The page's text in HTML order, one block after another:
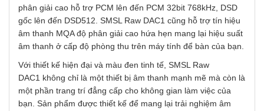
phân giải cao hỗ trợ PCM lên đến PCM 32bit 768kHz, DSD
gốc lên đến DSD512. SMSL Raw DAC1 cũng hỗ trợ tín hiệu
âm thanh MQA độ phân giải cao hứa hẹn mang lại hiệu suất
âm thanh ở cấp độ phòng thu trên máy tính để bàn của bạn.
Với thiết kế hiện đại và màu đen tinh tế, SMSL Raw
DAC1 không chỉ là một thiết bị âm thanh mạnh mẽ mà còn là
một phần trang trí đẳng cấp cho không gian làm việc của
bạn. Sản phẩm được thiết kế để mang lại trải nghiệm âm